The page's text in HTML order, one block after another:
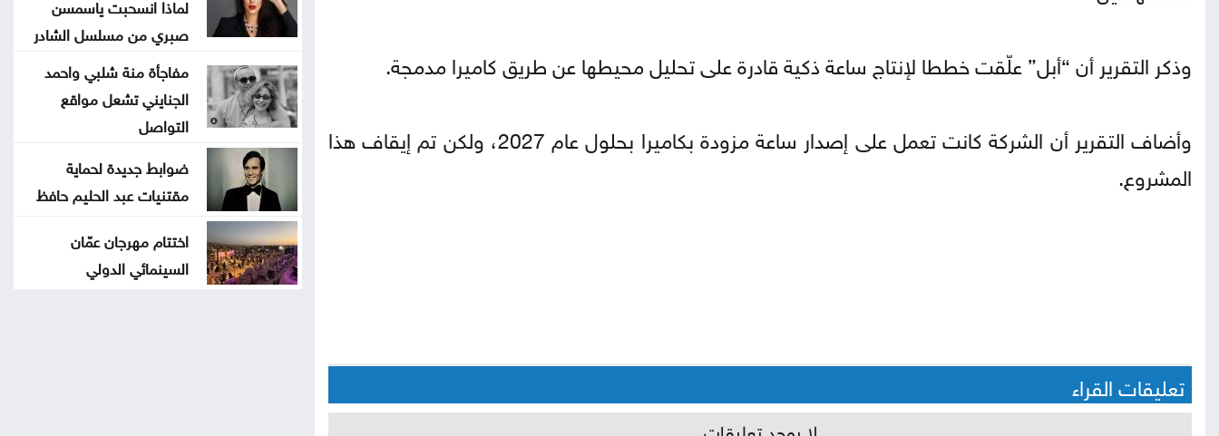
وذكر التقرير أن “أبل” علّقت خططا لإنتاج ساعة ذكية قادرة على تحليل محيطها عن طريق كاميرا مدمجة.
وأضاف التقرير أن الشركة كانت تعمل على إصدار ساعة مزودة بكاميرا بحلول عام 2027، ولكن تم إيقاف هذا
المشروع.
تعليقات القراء
لا يوجد تعليقات
لماذا انسحبت ياسمسن
صبري من مسلسل الشادر
مفاجأة منة شلبي واحمد
الجنايني تشعل مواقع
التواصل
ضوابط جديدة لحماية
مقتنيات عبد الحليم حافظ
اختتام مهرجان عمّان
السينمائي الدولي